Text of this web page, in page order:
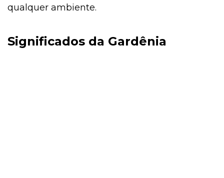
qualquer ambiente.
Significados da Gardênia